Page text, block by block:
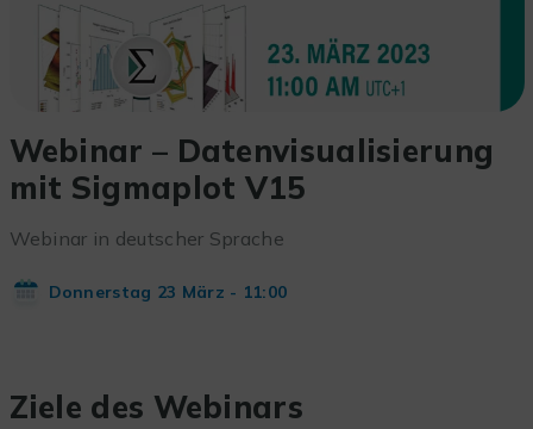
Webinar – Datenvisualisierung
mit Sigmaplot V15
Webinar in deutscher Sprache
Donnerstag 23 März - 11:00
Ziele des Webinars